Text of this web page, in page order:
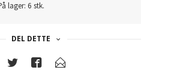
lager: 6 stk.
DEL DETTE